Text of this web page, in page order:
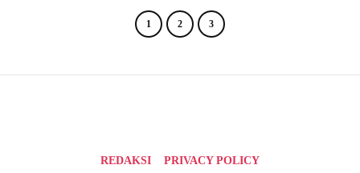
1 2 3
REDAKSI
PRIVACY POLICY